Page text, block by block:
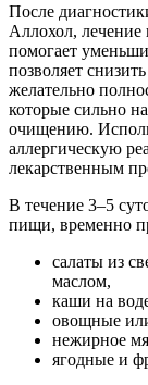
После
Аллохол, лечение
помогает
позволяет
желательно
которые сильно
очищению.
аллергическую
лекарственным
В течение 3–5
пищи, временно
салаты из
маслом,
каши на
овощные
нежирное
ягодные и